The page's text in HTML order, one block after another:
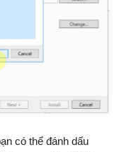
có thể đánh dấu